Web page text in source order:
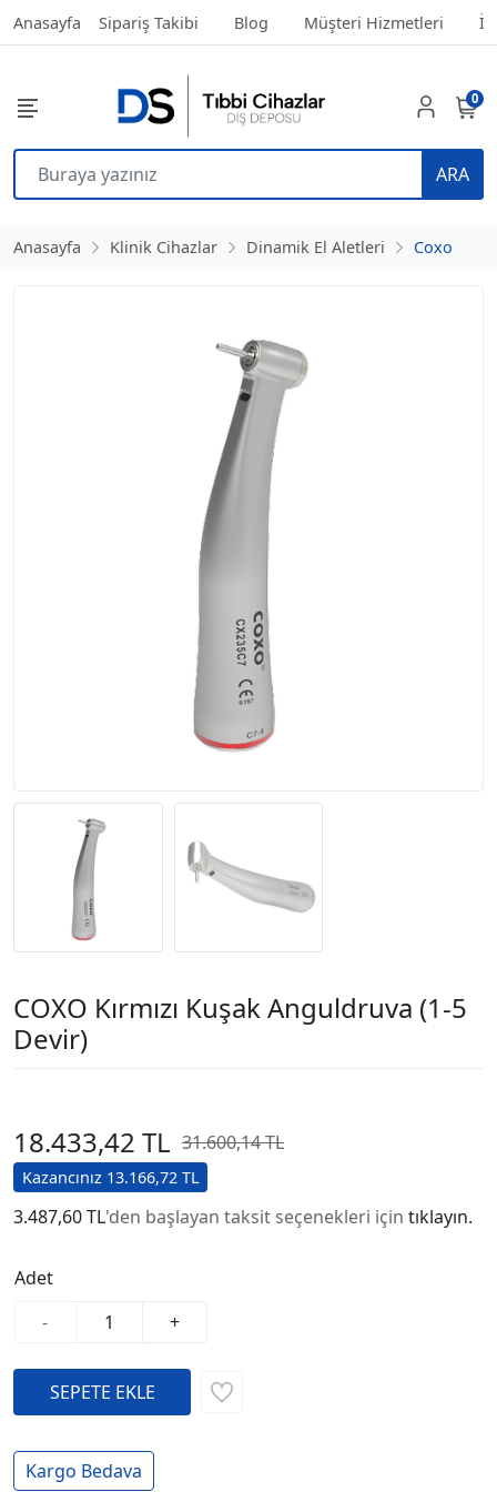
Anasayfa Sipariş Takibi Blog Müşteri Hizmetleri
ARA
0
Anasayfa Klinik Cihazlar Dinamik El Aletleri Coxo
COXO Kırmızı Kuşak Anguldruva (1-5
Devir)
18.433,42 TL 31.600,14 TL
Kazancınız 13.166,72 TL
3.487,60 TL'den başlayan taksit seçenekleri için tıklayın.
Adet
-
+
Kargo Bedava